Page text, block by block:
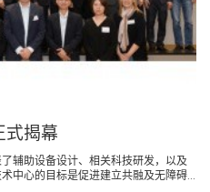
式揭幕
辅助设备设计、相关科技研发，以及
中心的目标是促进建立共融及无障碍...